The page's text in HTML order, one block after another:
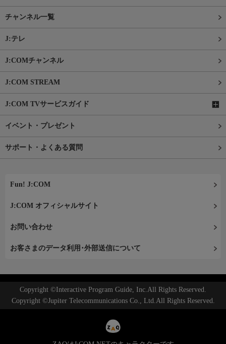
チャンネル一覧
J:テレ
J:COMチャンネル
J:COM STREAM
J:COM TVサービスガイド
イベント・プレゼント
サポート・よくある質問
Fun! J:COM
J:COM オフィシャルサイト
お問い合わせ
お客さまのデータ利用･外部送信について
Copyright ©Interactive Program Guide, Inc.All Rights Reserved.
Copyright ©Jupiter Telecommunications Co., Ltd.All Rights Reserved.